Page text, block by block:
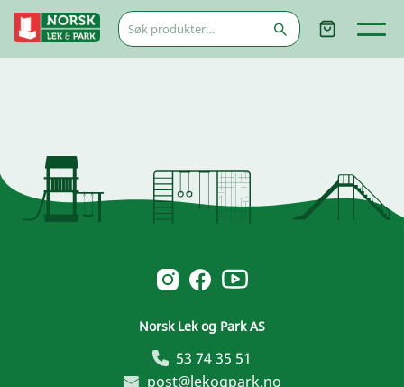
Søk
etter:
Norsk Leg & Park instagram
Norsk Leg & Park facebook
Norsk Leg & Park youtube
Norsk Lek og Park AS
53 74 35 51
post@lekogpark.no